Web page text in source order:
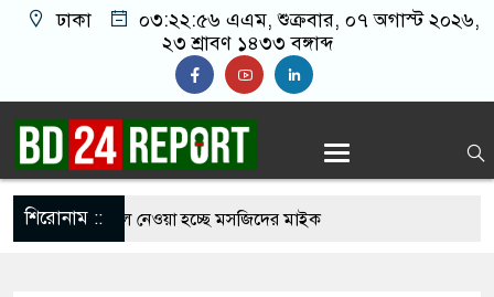
ঢাকা ০৩:২২:৫৭ এএম, শুক্রবার, ০৭ অগাস্ট ২০২৬,
২৩ শ্রাবণ ১৪৩৩ বঙ্গাব্দ
শিরোনাম ::
আজান বন্ধে খুলে নেওয়া হচ্ছে মসজিদের মাইক